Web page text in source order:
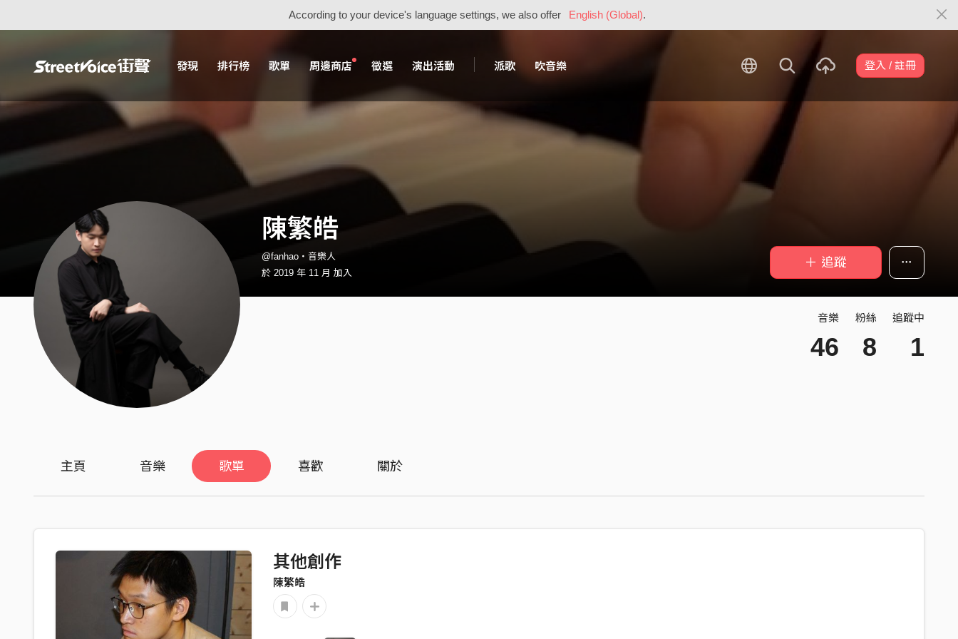
According to your device's language settings, we also offer English (Global).
發現 排行榜 歌單 周邊商店 徵選 演出活動 派歌 吹音樂 登入 / 註冊
陳繁皓
@fanhao・音樂人
於 2019 年 11 月 加入
＋ 追蹤
音樂
46
粉絲
8
追蹤中
1
主頁 音樂 歌單 喜歡 關於
其他創作
陳繁皓